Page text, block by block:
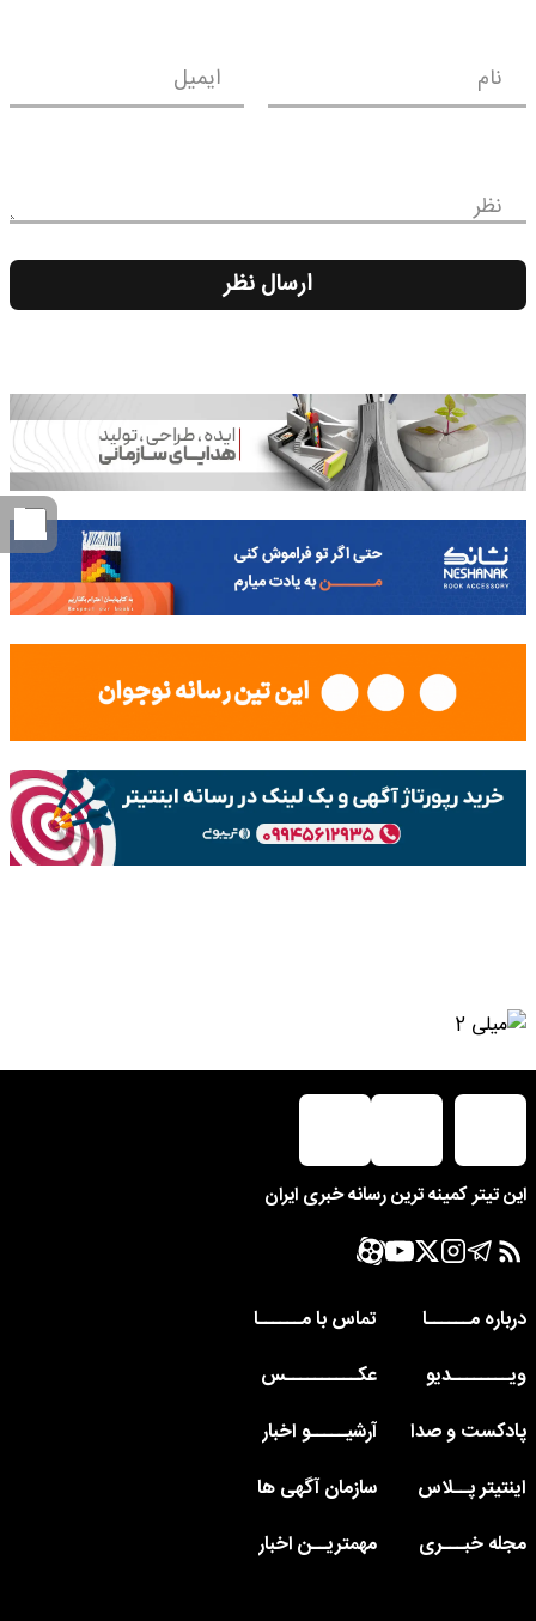
نام ایمیل
نظر
ارسال نظر
این تیتر کمینه ترین رسانه خبری ایران
درباره مــــــا
تماس با مــــــا
ویــــــــدیو
عکــــــــــس
پادکست و صدا
آرشیـــــو اخبار
اینتیتر پــلاس
سازمان آگهی ها
مجله خبـــری
مهمتریــن اخبار